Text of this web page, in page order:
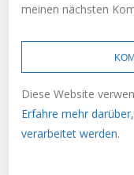
meinen nächsten
Diese Website
Erfahre mehr
verarbeitet werden.